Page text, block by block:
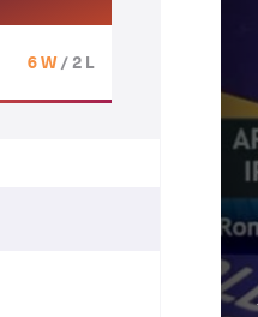
6 W/ 2 L